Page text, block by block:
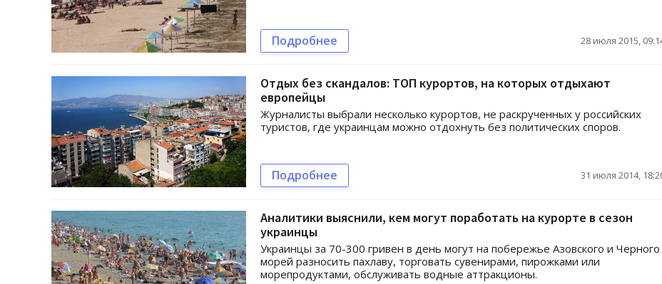
Подробнее 28 июля 2015,
Отдых без скандалов: ТОП курортов, на которых отдыхают
европейцы
Журналисты выбрали несколько курортов, не раскрученных у российских
туристов, где украинцам можно отдохнуть без политических споров.
Подробнее 31 июля 2014,
Аналитики выяснили, кем могут поработать на курорте в сезон
украинцы
Украинцы за 70-300 гривен в день могут на побережье Азовского и Черного
морей разносить пахлаву, торговать сувенирами, пирожками или
морепродуктами, обслуживать водные аттракционы.